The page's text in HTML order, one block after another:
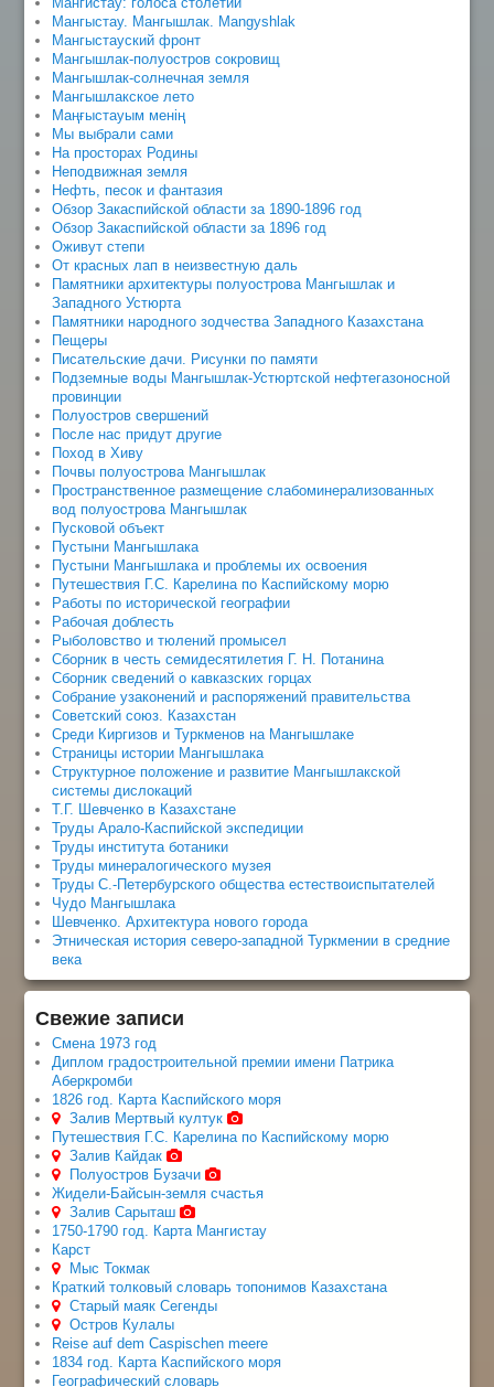
Мангыстау. Мангышлак. Mangyshlak
Мангыстауский фронт
Мангышлак-полуостров сокровищ
Мангышлак-солнечная земля
Мангышлакское лето
Маңғыстауым менің
Мы выбрали сами
На просторах Родины
Неподвижная земля
Нефть, песок и фантазия
Обзор Закаспийской области за 1890-1896 год
Обзор Закаспийской области за 1896 год
Оживут степи
От красных лап в неизвестную даль
Памятники архитектуры полуострова Мангышлак и
Западного Устюрта
Памятники народного зодчества Западного Казахстана
Пещеры
Писательские дачи. Рисунки по памяти
Подземные воды Мангышлак-Устюртской нефтегазоносной
провинции
Полуостров свершений
После нас придут другие
Поход в Хиву
Почвы полуострова Мангышлак
Пространственное размещение слабоминерализованных
вод полуострова Мангышлак
Пусковой объект
Пустыни Мангышлака
Пустыни Мангышлака и проблемы их освоения
Путешествия Г.С. Карелина по Каспийскому морю
Работы по исторической географии
Рабочая доблесть
Рыболовство и тюлений промысел
Сборник в честь семидесятилетия Г. Н. Потанина
Сборник сведений о кавказских горцах
Собрание узаконений и распоряжений правительства
Советский союз. Казахстан
Среди Киргизов и Туркменов на Мангышлаке
Страницы истории Мангышлака
Структурное положение и развитие Мангышлакской
системы дислокаций
Т.Г. Шевченко в Казахстане
Труды Арало-Каспийской экспедиции
Труды института ботаники
Труды минералогического музея
Труды С.-Петербурского общества естествоиспытателей
Чудо Мангышлака
Шевченко. Архитектура нового города
Этническая история северо-западной Туркмении в средние
века
Свежие записи
Смена 1973 год
Диплом градостроительной премии имени Патрика
Аберкромби
1826 год. Карта Каспийского моря
Залив Мертвый култук
Путешествия Г.С. Карелина по Каспийскому морю
Залив Кайдак
Полуостров Бузачи
Жидели-Байсын-земля счастья
Залив Сарыташ
1750-1790 год. Карта Мангистау
Карст
Мыс Токмак
Краткий толковый словарь топонимов Казахстана
Старый маяк Сегенды
Остров Кулалы
Reise auf dem Caspischen meere
1834 год. Карта Каспийского моря
Географический словарь